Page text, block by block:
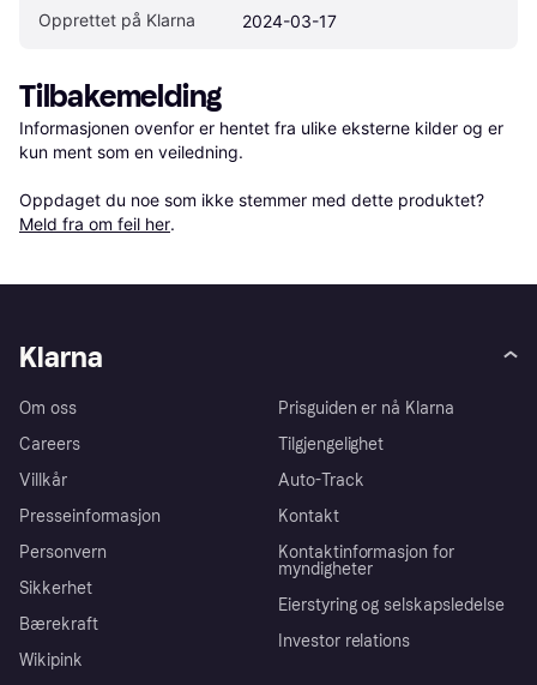
Opprettet på Klarna 2024-03-17
Tilbakemelding
Informasjonen ovenfor er hentet fra ulike eksterne kilder og er
kun ment som en veiledning.
Oppdaget du noe som ikke stemmer med dette produktet?
Meld fra om feil her.
Klarna
Om oss
Careers
Villkår
Presseinformasjon
Personvern
Sikkerhet
Bærekraft
Wikipink
Prisguiden er nå Klarna
Tilgjengelighet
Auto-Track
Kontakt
Kontaktinformasjon for
myndigheter
Eierstyring og selskapsledelse
Investor relations